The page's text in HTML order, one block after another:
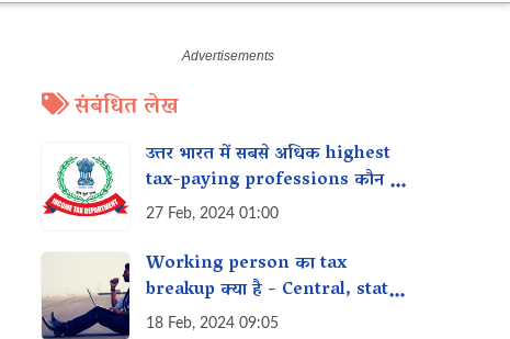
संबंधित लेख
उत्तर भारत में सबसे अधिक highest
tax-paying professions कौन से
हैं?
27 Feb, 2024 01:00
Working person का tax
breakup क्या है - Central, state
और municipal tax?
18 Feb, 2024 09:05